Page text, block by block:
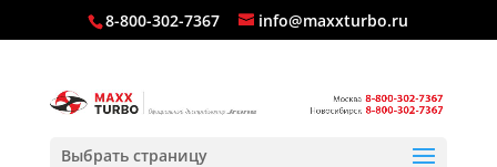
8-800-302-7367 info@maxxturbo.ru
Выбрать страницу